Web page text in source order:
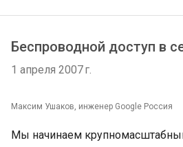
Беспроводной доступ в
1 апреля 2007 г.
Максим Ушаков, инженер Google Россия
Мы начинаем